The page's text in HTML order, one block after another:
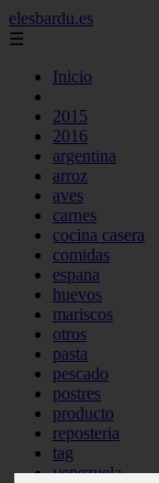
elesbardu.es
☰
Inicio
2015
2016
argentina
arroz
aves
carnes
cocina casera
comidas
espana
huevos
mariscos
otros
pasta
pescado
postres
producto
reposteria
tag
venezuela